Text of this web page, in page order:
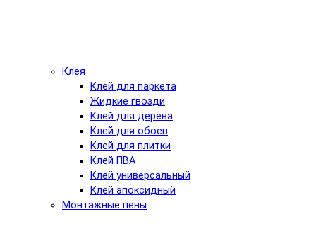
Клея
Клей для паркета
Жидкие гвозди
Клей для дерева
Клей для обоев
Клей для плитки
Клей ПВА
Клей универсальный
Клей эпоксидный
Монтажные пены